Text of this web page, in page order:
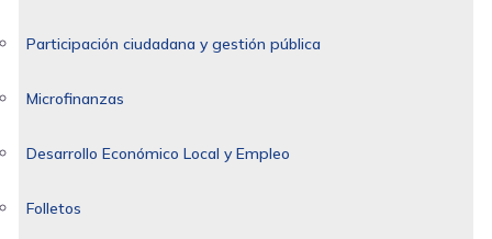
Participación ciudadana y gestión pública
Microfinanzas
Desarrollo Económico Local y Empleo
Folletos